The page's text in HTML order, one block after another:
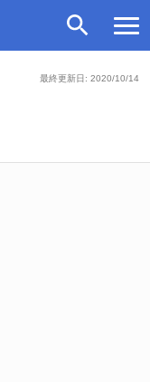
最終更新日: 2020/10/14